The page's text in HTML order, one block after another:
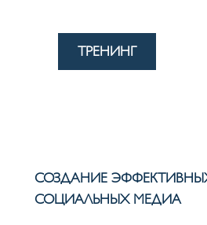
ТРЕНИНГ
СОЗДАНИЕ
СОЦИАЛЬНЫХ МЕДИА